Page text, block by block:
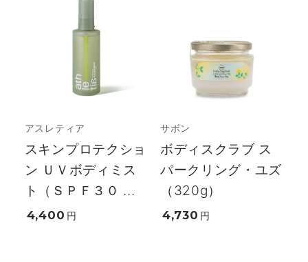
アスレティア
スキンプロテクショ
ン ＵＶボディミス
ト（ＳＰＦ３０ ...
4,400 円
サボン
ボディスクラブ ス
パークリング・ユズ
（320g）
4,730 円